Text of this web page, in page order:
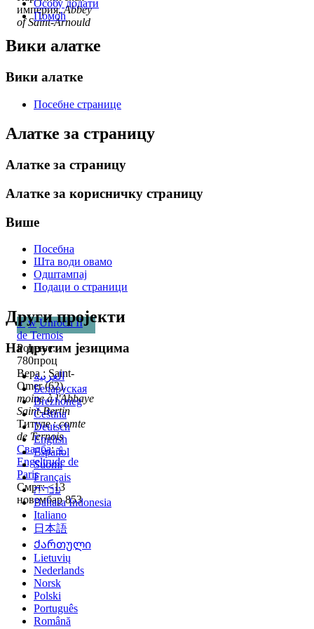
империя,Abbey
of Saint-Arnould
♂ w Unroch II
de Ternois
Рођење:
780проц
Вера : Saint-
Omer (62),
moine à l'Abbaye
Saint-Bertin
Титуле :comte
de Ternois
Свадба:♀
Engeltrude de
Paris
Смрт: <13
новембар 853
Особу додати
Помоћ
Вики алатке
Вики алатке
Посебне странице
Алатке за страницу
Алатке за страницу
Алатке за корисничку страницу
Више
Посебна
Шта води овамо
Одштампај
Подаци о страници
Други пројекти
На другим језицима
العربية
Беларуская
Brezhoneg
Čeština
Deutsch
English
Español
Suomi
Français
עברית
Bahasa Indonesia
Italiano
日本語
Ქართული
Lietuvių
Nederlands
Norsk
Polski
Português
Română